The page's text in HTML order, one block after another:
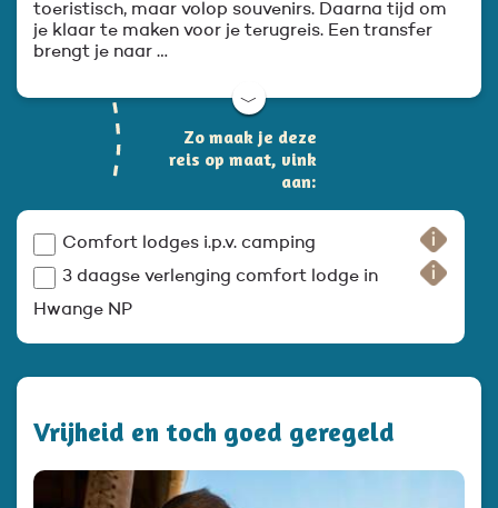
toeristisch, maar volop souvenirs. Daarna tijd om
je klaar te maken voor je terugreis. Een transfer
brengt je naar …
﹀
Zo maak je deze
reis op maat, vink
aan:
Comfort lodges i.p.v. camping
3 daagse verlenging comfort lodge in
Hwange NP
Vrijheid en toch goed geregeld